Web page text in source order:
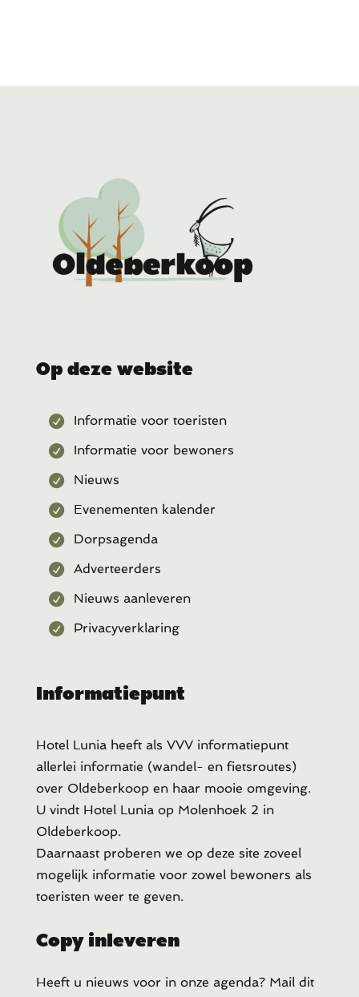
Op deze website
Informatie voor toeristen
Informatie voor bewoners
Nieuws
Evenementen kalender
Dorpsagenda
Adverteerders
Nieuws aanleveren
Privacyverklaring
Informatiepunt
Hotel Lunia heeft als VVV informatiepunt
allerlei informatie (wandel- en fietsroutes)
over Oldeberkoop en haar mooie omgeving.
U vindt Hotel Lunia op Molenhoek 2 in
Oldeberkoop.
Daarnaast proberen we op deze site zoveel
mogelijk informatie voor zowel bewoners als
toeristen weer te geven.
Copy inleveren
Heeft u nieuws voor in onze agenda? Mail dit